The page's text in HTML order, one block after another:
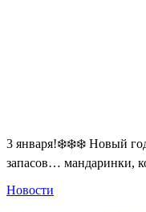
3 января!❄️❄️❄️ Новый год
запасов… мандаринки,
Новости